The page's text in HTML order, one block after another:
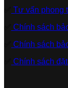
Tư vấn phong
Chính sách
Chính sách
Chính sách